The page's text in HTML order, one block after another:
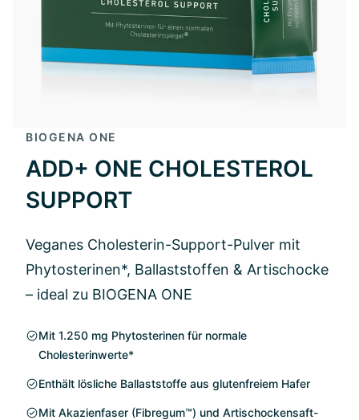
BIOGENA ONE
ADD+ ONE CHOLESTEROL
SUPPORT
Veganes Cholesterin-Support-Pulver mit
Phytosterinen*, Ballaststoffen & Artischocke
– ideal zu BIOGENA ONE
Mit 1.250 mg Phytosterinen für normale
Cholesterinwerte*
Enthält lösliche Ballaststoffe aus glutenfreiem Hafer
Mit Akazienfaser (Fibregum™) und Artischockensaft-